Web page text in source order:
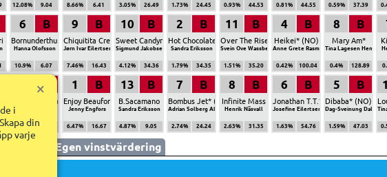
12.08% 9.04 8.66% 6.41 3.05% 26.49 1.73% 24.45 0.93% 44.53 0.81% 44.55 0.59% 37.39
6
10.9% 6.07
Bornunderthunder
Hanna Olofsson
B 9
7.46% 16.43
Chiquitita Creation* (NO)
Jørn Ivar Eilertsen
B 10
4.12% 34.36
Sweet Candyman
Sigmund Jakobsen
B 2
1.79% 34.35
Hot Chocolate* (NO)
Sandra Eriksson
B 11
1.51% 35.20
Over The Rise* (NO)
Svein Ove Wassberg
B 4
0.42% 100.04
Heikei* (NO)
Anne Grete Rasmussen
B 8
0.4% 128.89
Mary Am*
Tina Lagesen
B
7.86% 17.44
Billy the Bronco
Hans Chr. Holm
B 1
6.47% 16.67
Enjoy Beaufort
Jenny Engfors
B 13
4.87% 9.05
B.Sacamano
Sandra Eriksson
B 7
2.74% 24.24
Bombus Jet* (IT)
Adrian Solberg Akselsen
B 8
2.63% 31.35
Infinite Mass
Henrik Näsvall
B 6
1.63% 54.76
Jonathan T.T.* (NO)
Josefine Eilertsen
B 5
1.59% 47.03
Dibaba* (NO)
Dag-Sveinung Dalen
B
Egen vinstvärdering
i
din
varje
×